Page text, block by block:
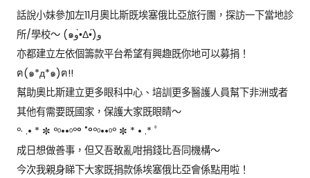
話說小妹參加左11月奧比斯既埃塞俄比亞旅行團，探訪一下當地診
所/學校～ (๑و•̀Δ•́)و
亦都建立左依個籌款平台希望有興趣既你地可以募捐！
ฅ(๑*д*๑)ฅ!!
幫助奧比斯建立更多眼科中心、⁠培訓更多醫護人員幫下非洲或者
其他有需要既國家，保護大家既眼睛～
º· .• * ✼ ºᵒ••ᵒº° ˚°ºᵒ••ᵒº ✼ * • .* ﾟ
成日想做善事，但又吾敢亂咁捐錢比吾同機構～
今次我親身睇下大家既捐款係埃塞俄比亞會係點用啦！